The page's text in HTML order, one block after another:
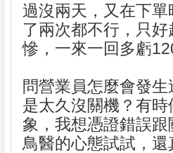
過沒兩天，又在下
了兩次都不行，只
慘，一來一回多虧
問營業員怎麼會發
是太久沒關機？有
象，我想憑證錯誤
鳥醫的心態試試，